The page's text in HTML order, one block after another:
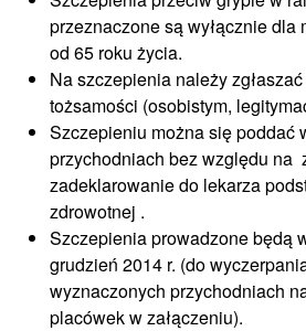
przeznaczone są wyłącznie
od 65 roku życia.
Na szczepienia należy
tożsamości (osobistym,
Szczepieniu można się poddać
przychodniach bez względu na
zadeklarowanie do lekarza
zdrowotnej .
Szczepienia prowadzone będą
grudzień 2014 r. (do
wyznaczonych przychodniach
placówek w załączeniu).